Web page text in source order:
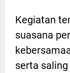
Kegiatan
suasana
serta